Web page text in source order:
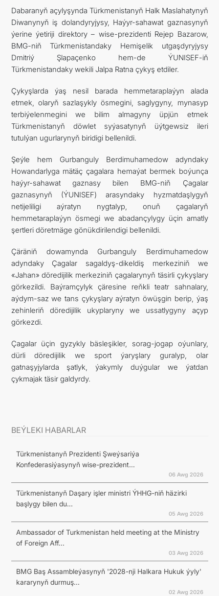
Dabaranyň açylyşynda Türkmenistanyň Halk Maslahatynyň
Diwanynyň iş dolandyryjysy, Haýyr-sahawat gaznasynyň
ýerine ýetiriji direktory – wise-prezidenti Rejep Bazarow,
BMG-niň Türkmenistandaky Hemişelik utgaşdyryjysy
Dmitriý Şlapaçenko hem-de ÝUNISEF-iň
Türkmenistandaky wekili Jalpa Ratna çykyş etdiler.
Çykyşlarda ýaş nesil barada hemmetaraplaýyn alada
etmek, olaryň sazlaşykly ösmegini, saglygyny, mynasyp
terbiýelenmegini we bilim almagyny üpjün etmek
Türkmenistanyň döwlet syýasatynyň üýtgewsiz ileri
tutulýan ugurlarynyň biridigi bellenildi.
Şeýle hem Gurbanguly Berdimuhamedow adyndaky
Howandarlyga mätäç çagalara hemaýat bermek boýunça
haýyr-sahawat gaznasy bilen BMG-niň Çagalar
gaznasynyň (ÝUNISEF) arasyndaky hyzmatdaşlygyň
netijeliligi aýratyn nygtalyp, onuň çagalaryň
hemmetaraplaýyn ösmegi we abadançylygy üçin amatly
şertleri döretmäge gönükdirilendigi bellenildi.
Çäräniň dowamynda Gurbanguly Berdimuhamedow
adyndaky Çagalar sagaldyş-dikeldiş merkeziniň we
«Jahan» döredijilik merkeziniň çagalarynyň täsirli çykyşlary
görkezildi. Baýramçylyk çäresine reňkli teatr sahnalary,
aýdym-saz we tans çykyşlary aýratyn öwüşgin berip, ýaş
zehinleriň döredijilik ukyplaryny we ussatlygyny açyp
görkezdi.
Çagalar üçin gyzykly bäsleşikler, sorag-jogap oýunlary,
dürli döredijilik we sport ýaryşlary guralyp, olar
gatnaşyjylarda şatlyk, ýakymly duýgular we ýatdan
çykmajak täsir galdyrdy.
BEÝLEKI HABARLAR
Türkmenistanyň Prezidenti Şweýsariýa
Konfederasiýasynyň wise-prezident...
06 Awg 2026
Türkmenistanyň Daşary işler ministri ÝHHG-niň häzirki
başlygy bilen du...
05 Awg 2026
Ambassador of Turkmenistan held meeting at the Ministry
of Foreign Aff...
03 Awg 2026
BMG Baş Assambleýasynyň '2028-nji Halkara Hukuk ýyly'
kararynyň durmuş...
02 Awg 2026